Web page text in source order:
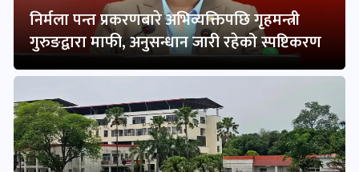
निर्मला पन्त प्रकरणबारे अभिव्यक्तिपछि गृहमन्त्री
गुरुङद्वारा माफी, अनुसन्धान जारी रहेको स्पष्टिकरण